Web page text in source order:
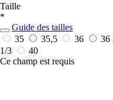
Taille
*
Guide des tailles
35
35,5 36 36
1/3
40
Ce champ est requis